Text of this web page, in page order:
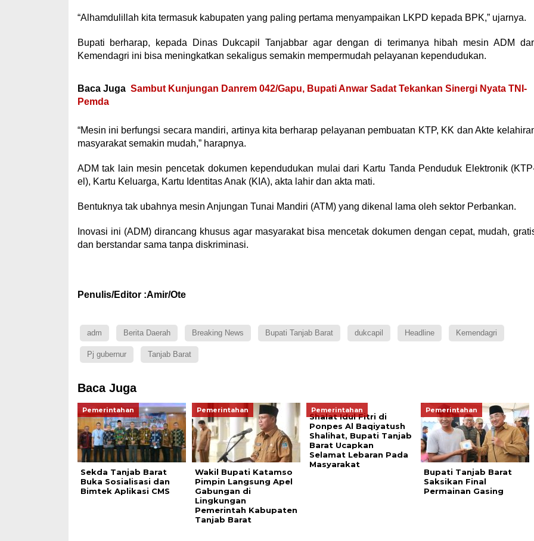
“Alhamdulillah kita termasuk kabupaten yang paling pertama menyampaikan LKPD kepada BPK,” ujarnya.
Bupati berharap, kepada Dinas Dukcapil Tanjabbar agar dengan di terimanya hibah mesin ADM
Kemendagri ini bisa meningkatkan sekaligus semakin mempermudah pelayanan kependudukan.
Baca Juga Sambut Kunjungan Danrem 042/Gapu, Bupati Anwar Sadat Tekankan Sinergi Nyata TNI-
Pemda
“Mesin ini berfungsi secara mandiri, artinya kita berharap pelayanan pembuatan KTP, KK dan Akte
masyarakat semakin mudah,” harapnya.
ADM tak lain mesin pencetak dokumen kependudukan mulai dari Kartu Tanda Penduduk Elektronik
el), Kartu Keluarga, Kartu Identitas Anak (KIA), akta lahir dan akta mati.
Bentuknya tak ubahnya mesin Anjungan Tunai Mandiri (ATM) yang dikenal lama oleh sektor Perbankan.
Inovasi ini (ADM) dirancang khusus agar masyarakat bisa mencetak dokumen dengan cepat, mudah,
dan berstandar sama tanpa diskriminasi.
Penulis/Editor :Amir/Ote
adm Berita Daerah Breaking News Bupati Tanjab Barat dukcapil Headline Kemendagri
Pj gubernur Tanjab Barat
Baca Juga
Pemerintahan
Sekda Tanjab Barat
Buka Sosialisasi dan
Bimtek Aplikasi CMS
Pemerintahan
Wakil Bupati Katamso
Pimpin Langsung Apel
Gabungan di
Lingkungan
Pemerintah Kabupaten
Tanjab Barat
Pemerintahan
Shalat Idul Fitri di
Ponpes Al Baqiyatush
Shalihat, Bupati Tanjab
Barat Ucapkan
Selamat Lebaran Pada
Masyarakat
Pemerintahan
Bupati Tanjab Barat
Saksikan Final
Permainan Gasing